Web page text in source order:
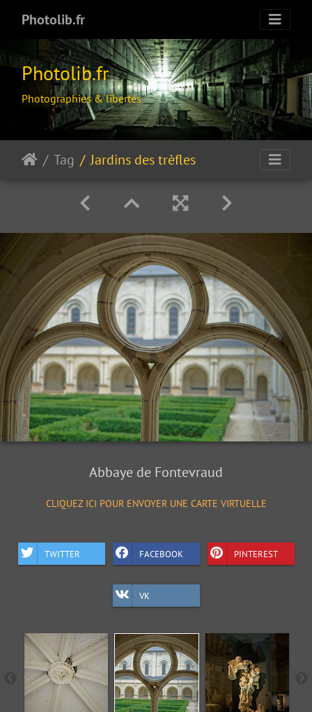
Photolib.fr
Photolib.fr
Photographies & libertés
Tag Jardins des trèfles
Abbaye de Fontevraud
CLIQUEZ ICI POUR ENVOYER UNE CARTE VIRTUELLE
TWITTER FACEBOOK PINTEREST
VK